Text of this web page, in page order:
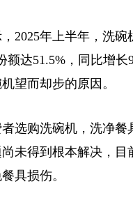
年上半年，洗碗
达51.5%，同比增
望而却步的原因。
购洗碗机，洗净餐
未得到根本解决，
具损伤。